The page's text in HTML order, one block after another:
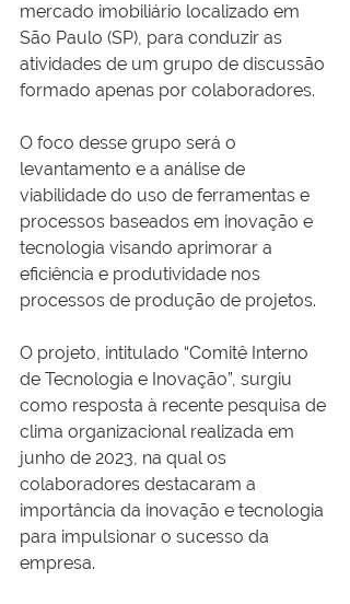
mercado imobiliário localizado em
São Paulo (SP), para conduzir as
atividades de um grupo de discussão
formado apenas por colaboradores.
O foco desse grupo será o
levantamento e a análise de
viabilidade do uso de ferramentas e
processos baseados em inovação e
tecnologia visando aprimorar a
eficiência e produtividade nos
processos de produção de projetos.
O projeto, intitulado “Comitê Interno
de Tecnologia e Inovação”, surgiu
como resposta à recente pesquisa de
clima organizacional realizada em
junho de 2023, na qual os
colaboradores destacaram a
importância da inovação e tecnologia
para impulsionar o sucesso da
empresa.